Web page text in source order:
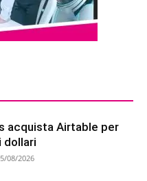
acquista Airtable per
dollari
08/2026